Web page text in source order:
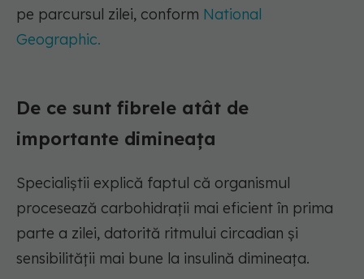
pe parcursul zilei, conform National
Geographic.
De ce sunt fibrele atât de
importante dimineața
Specialiștii explică faptul că organismul
procesează carbohidrații mai eficient în prima
parte a zilei, datorită ritmului circadian și
sensibilității mai bune la insulină dimineața.